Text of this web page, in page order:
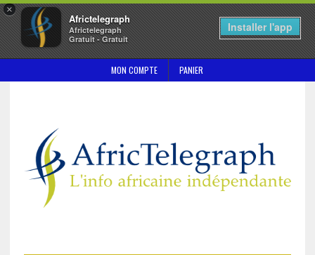
×
Africtelegraph
Africtelegraph
Gratuit - Gratuit
Installer l'app
MON COMPTE PANIER